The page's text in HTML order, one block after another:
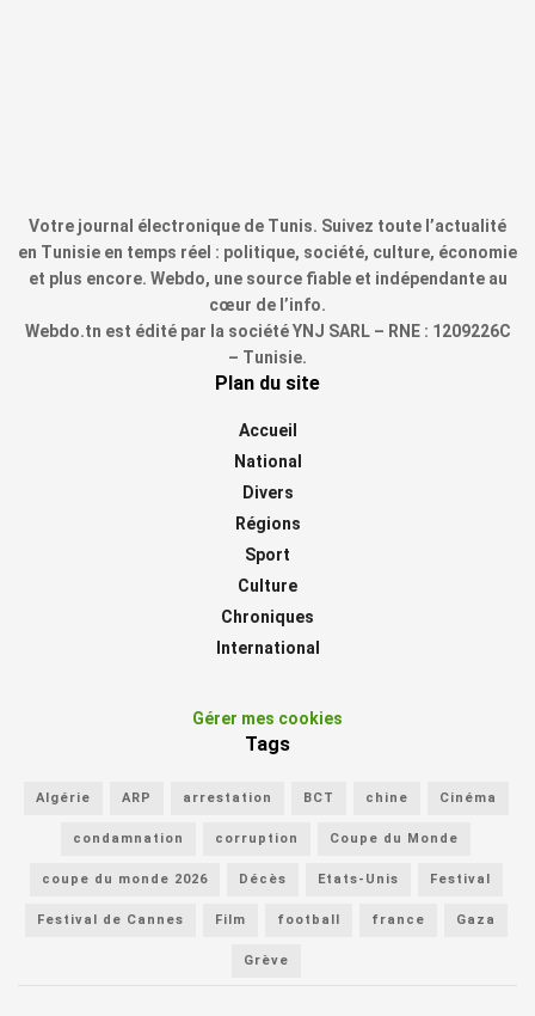
Votre journal électronique de Tunis. Suivez toute l’actualité
en Tunisie en temps réel : politique, société, culture, économie
et plus encore. Webdo, une source fiable et indépendante au
cœur de l’info.
Webdo.tn est édité par la société YNJ SARL – RNE : 1209226C
– Tunisie.
Plan du site
Accueil
National
Divers
Régions
Sport
Culture
Chroniques
International
Gérer mes cookies
Tags
Algérie ARP arrestation BCT chine Cinéma
condamnation corruption Coupe du Monde
coupe du monde 2026 Décès Etats-Unis Festival
Festival de Cannes Film football france Gaza
Grève